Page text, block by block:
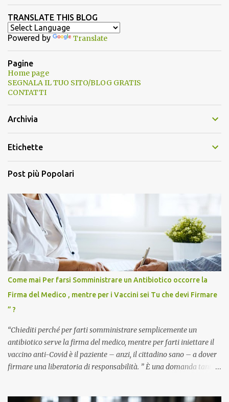
TRANSLATE THIS BLOG
Powered by Translate
Pagine
Home page
SEGNALA IL TUO SITO/BLOG GRATIS
CONTATTI
Archivia
Etichette
Post più Popolari
Come mai Per farsi Somministrare un Antibiotico occorre la
Firma del Medico , mentre per i Vaccini sei Tu che devi Firmare
” ?
“Chiediti perché per farti somministrare semplicemente un
antibiotico serve la firma del medico, mentre per farti iniettare il
vaccino anti-Covid è il paziente – anzi, il cittadino sano – a dover
firmare una liberatoria di responsabilità. ” È una domanda tanto